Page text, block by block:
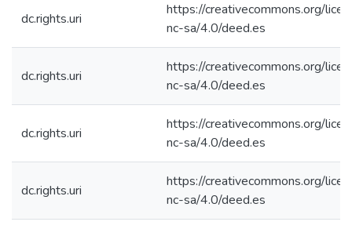
dc.rights.uri
https://creativecommons.org/
nc-sa/4.0/deed.es
dc.rights.uri
https://creativecommons.org/
nc-sa/4.0/deed.es
dc.rights.uri
https://creativecommons.org/
nc-sa/4.0/deed.es
dc.rights.uri
https://creativecommons.org/
nc-sa/4.0/deed.es